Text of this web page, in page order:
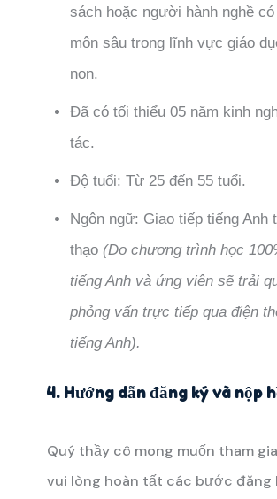
sách hoặc người hành nghề
môn sâu trong lĩnh vực giáo
non.
Đã có tối thiểu 05 năm kinh
tác.
Độ tuổi: Từ 25 đến 55 tuổi.
Ngôn ngữ: Giao tiếp tiếng Anh
thạo (Do chương trình học
tiếng Anh và ứng viên sẽ trải
phỏng vấn trực tiếp qua điện
tiếng Anh).
4. Hướng dẫn đăng ký và nộp
Quý thầy cô mong muốn tham
vui lòng hoàn tất các bước đăng